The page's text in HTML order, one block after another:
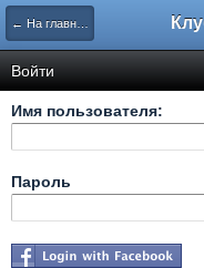
← На главную
Войти
Имя пользователя:
Пароль